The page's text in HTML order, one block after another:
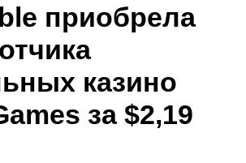
приобрела
казино
за $2,19